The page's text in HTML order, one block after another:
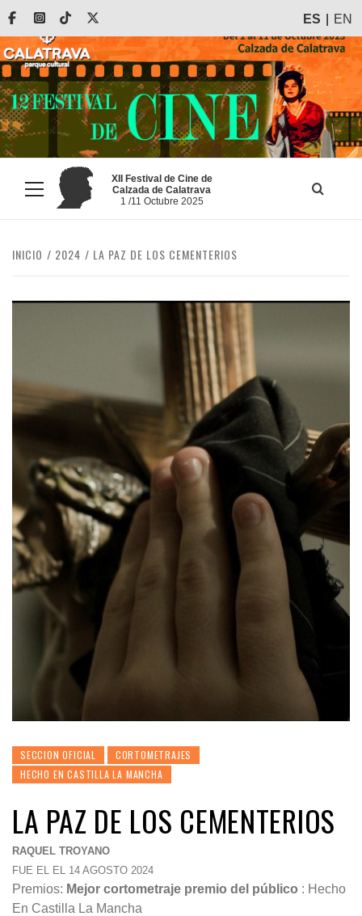
Saltar
contenido
FacebookInstagram
Tiktok ES EN
Menú
principal
XII Festival de Cine de
Calzada de Calatrava
1 /11 Octubre 2025
INICIO 2024 LA PAZ DE LOS CEMENTERIOS
SECCION OFICIAL
CORTOMETRAJES
HECHO EN CASTILLA LA MANCHA
LA PAZ DE LOS CEMENTERIOS
RAQUEL TROYANO
FUE EL EL 14 AGOSTO 2024
Premios: Mejor cortometraje premio del público : Hecho
En Castilla La Mancha